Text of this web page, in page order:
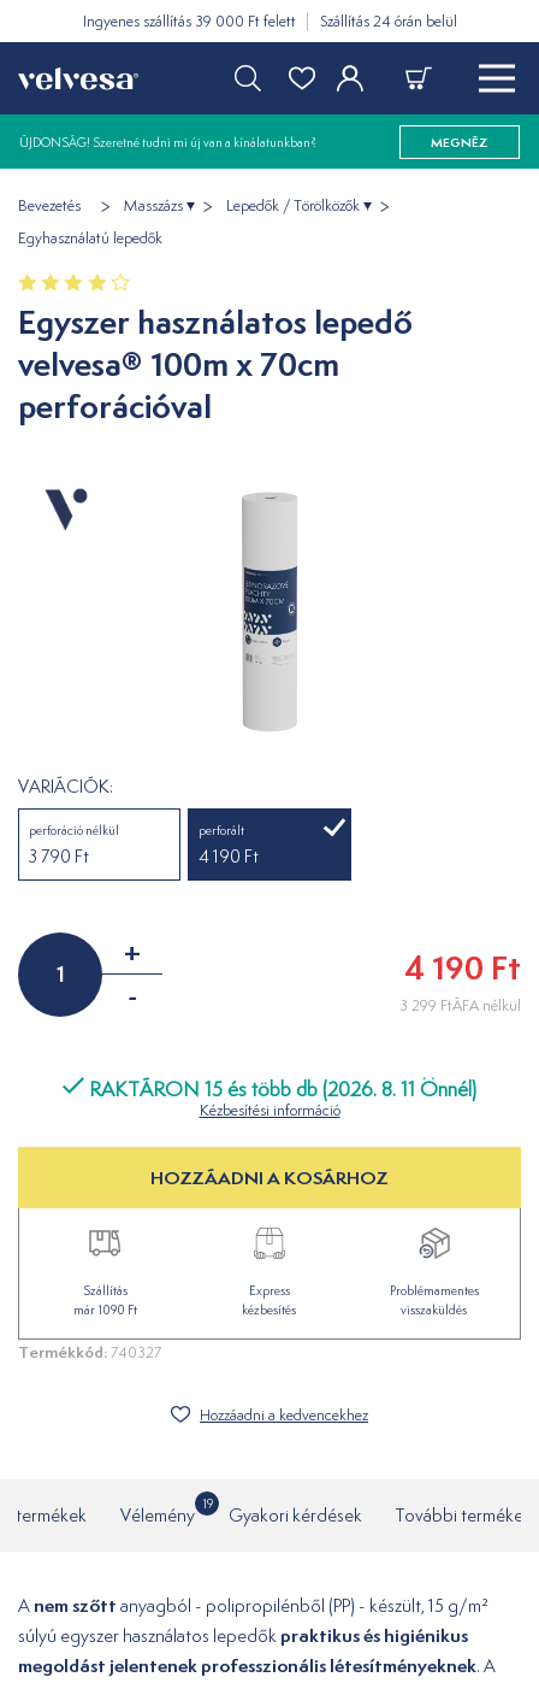
Ingyenes szállítás 39 000 Ft felett Szállítás 24 órán belül
ÚJDONSÁG! Szeretné tudni mi új van a kínálatunkban? MEGNÉZ
Bevezetés Masszázs
Lepedők / Törölközők
Egyhasználatú lepedők
Egyszer használatos lepedő
velvesa® 100m x 70cm
perforációval
VARIÁCIÓK:
perforáció nélkül
3 790 Ft
perforált
4 190 Ft
+
-
4 190 Ft
3 299 FtÁFA nélkül
RAKTÁRON 15 és több db (2026. 8. 11 Önnél)
Kézbesítési információ
HOZZÁADNI A KOSÁRHOZ
Szállítás
már 1090 Ft
Express
kézbesítés
Problémamentes
visszaküldés
Termékkód:740327
Hozzáadni a kedvencekhez
termékek Vélemény
19
Gyakori kérdések További termékek
A nem szőtt anyagból - polipropilénből (PP) - készült, 15 g/m²
súlyú egyszer használatos lepedők praktikus és higiénikus
megoldást jelentenek professzionális létesítményeknek. A